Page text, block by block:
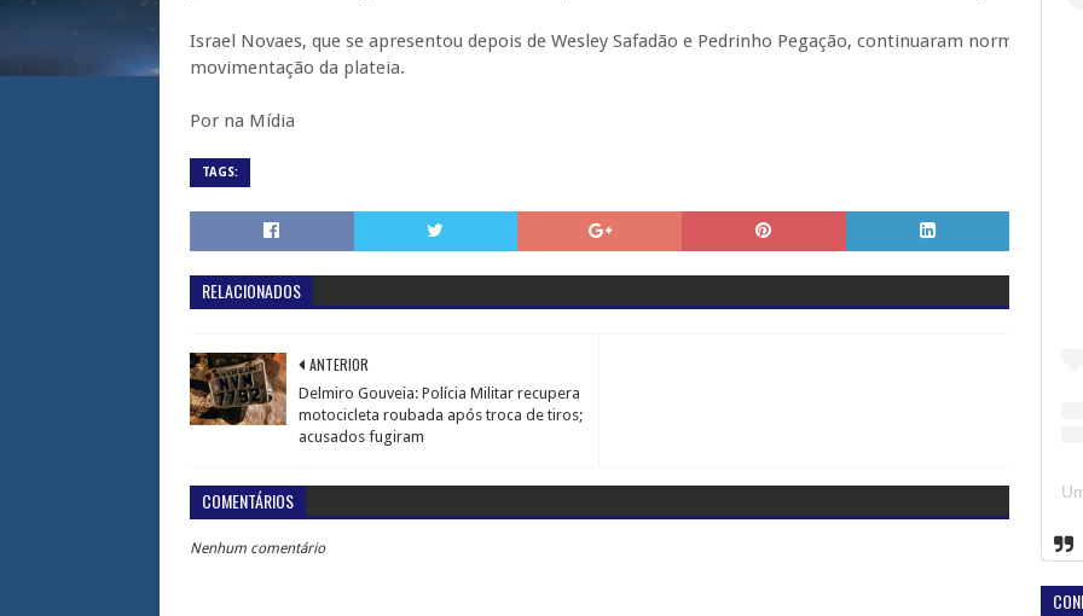
Israel Novaes, que se apresentou depois de Wesley Safadão e Pedrinho Pegação, continuaram normalmente
movimentação da plateia.
Por na Mídia
TAGS:
RELACIONADOS
ANTERIOR
Delmiro Gouveia: Polícia Militar recupera
motocicleta roubada após troca de tiros;
acusados fugiram
COMENTÁRIOS
Nenhum comentário